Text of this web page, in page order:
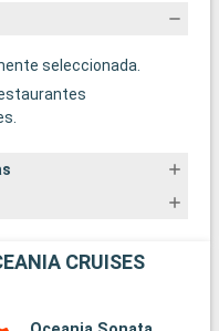
seleccionada.
CRUISES